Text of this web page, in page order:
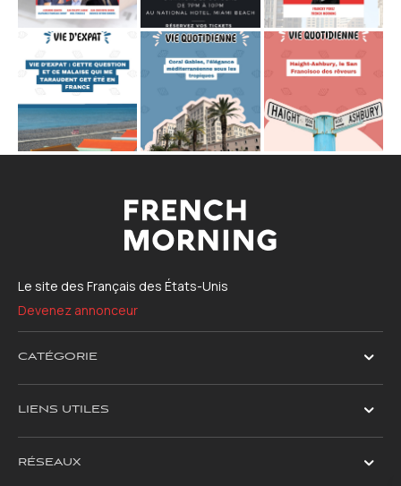
Le site des Français des États-Unis
Devenez annonceur
CATÉGORIE
LIENS UTILES
RÉSEAUX